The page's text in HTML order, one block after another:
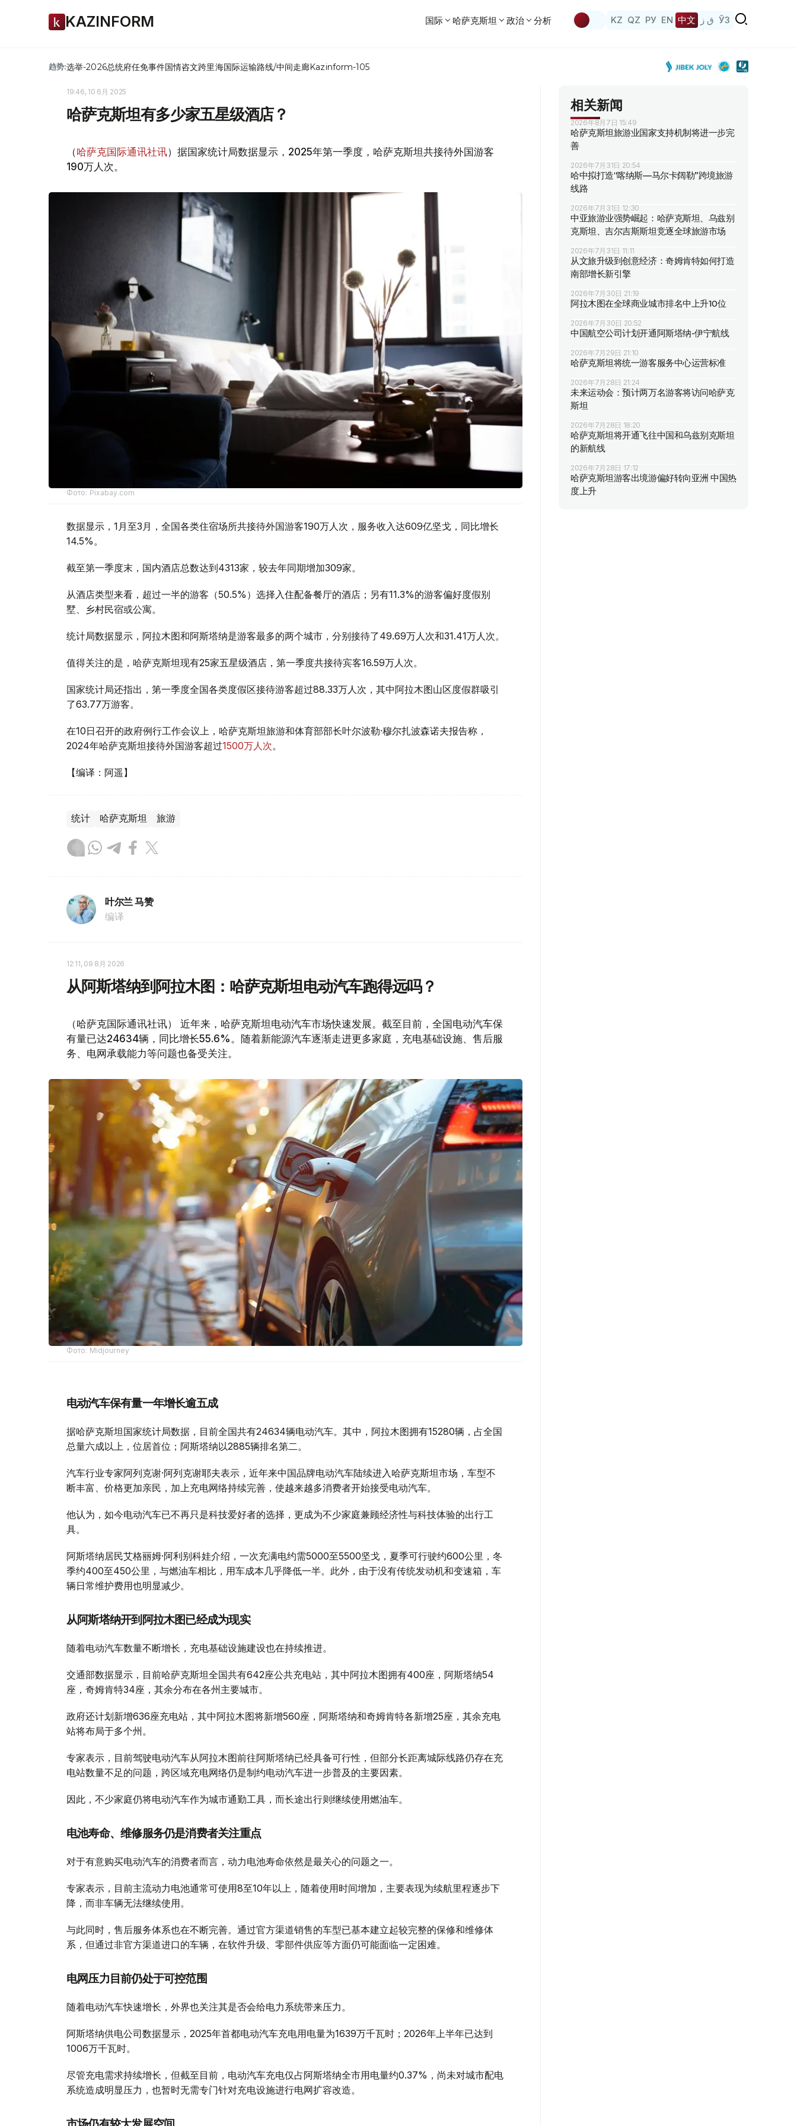
KAZINFORM 国际 哈萨克斯坦 政治 分析 KZ QZ РУ EN 中文 ق ز ЎЗ
趋势:选举-2026总统府任免事件国情咨文跨里海国际运输路线/中间走廊Kazinform-105
19:46, 10 6月 2025
哈萨克斯坦有多少家五星级酒店？
（哈萨克国际通讯社讯）据国家统计局数据显示，2025年第一季度，哈萨克斯坦共接待外国游客
190万人次。
Фото: Pixabay.com
数据显示，1月至3月，全国各类住宿场所共接待外国游客190万人次，服务收入达609亿坚戈，同比增长
14.5%。
截至第一季度末，国内酒店总数达到4313家，较去年同期增加309家。
从酒店类型来看，超过一半的游客（50.5%）选择入住配备餐厅的酒店；另有11.3%的游客偏好度假别
墅、乡村民宿或公寓。
统计局数据显示，阿拉木图和阿斯塔纳是游客最多的两个城市，分别接待了49.69万人次和31.41万人次。
值得关注的是，哈萨克斯坦现有25家五星级酒店，第一季度共接待宾客16.59万人次。
国家统计局还指出，第一季度全国各类度假区接待游客超过88.33万人次，其中阿拉木图山区度假群吸引
了63.77万游客。
在10日召开的政府例行工作会议上，哈萨克斯坦旅游和体育部部长叶尔波勒·穆尔扎波森诺夫报告称，
2024年哈萨克斯坦接待外国游客超过1500万人次。
【编译：阿遥】
统计 哈萨克斯坦 旅游
叶尔兰 马赞
编译
12:11, 09 8月 2026
从阿斯塔纳到阿拉木图：哈萨克斯坦电动汽车跑得远吗？
（哈萨克国际通讯社讯） 近年来，哈萨克斯坦电动汽车市场快速发展。截至目前，全国电动汽车保
有量已达24634辆，同比增长55.6%。随着新能源汽车逐渐走进更多家庭，充电基础设施、售后服
务、电网承载能力等问题也备受关注。
Фото: Midjourney
电动汽车保有量一年增长逾五成
据哈萨克斯坦国家统计局数据，目前全国共有24634辆电动汽车。其中，阿拉木图拥有15280辆，占全国
总量六成以上，位居首位；阿斯塔纳以2885辆排名第二。
汽车行业专家阿列克谢·阿列克谢耶夫表示，近年来中国品牌电动汽车陆续进入哈萨克斯坦市场，车型不
断丰富、价格更加亲民，加上充电网络持续完善，使越来越多消费者开始接受电动汽车。
他认为，如今电动汽车已不再只是科技爱好者的选择，更成为不少家庭兼顾经济性与科技体验的出行工
具。
阿斯塔纳居民艾格丽姆·阿利别科娃介绍，一次充满电约需5000至5500坚戈，夏季可行驶约600公里，冬
季约400至450公里，与燃油车相比，用车成本几乎降低一半。此外，由于没有传统发动机和变速箱，车
辆日常维护费用也明显减少。
从阿斯塔纳开到阿拉木图已经成为现实
随着电动汽车数量不断增长，充电基础设施建设也在持续推进。
交通部数据显示，目前哈萨克斯坦全国共有642座公共充电站，其中阿拉木图拥有400座，阿斯塔纳54
座，奇姆肯特34座，其余分布在各州主要城市。
政府还计划新增636座充电站，其中阿拉木图将新增560座，阿斯塔纳和奇姆肯特各新增25座，其余充电
站将布局于多个州。
专家表示，目前驾驶电动汽车从阿拉木图前往阿斯塔纳已经具备可行性，但部分长距离城际线路仍存在充
电站数量不足的问题，跨区域充电网络仍是制约电动汽车进一步普及的主要因素。
因此，不少家庭仍将电动汽车作为城市通勤工具，而长途出行则继续使用燃油车。
电池寿命、维修服务仍是消费者关注重点
对于有意购买电动汽车的消费者而言，动力电池寿命依然是最关心的问题之一。
专家表示，目前主流动力电池通常可使用8至10年以上，随着使用时间增加，主要表现为续航里程逐步下
降，而非车辆无法继续使用。
与此同时，售后服务体系也在不断完善。通过官方渠道销售的车型已基本建立起较完整的保修和维修体
系，但通过非官方渠道进口的车辆，在软件升级、零部件供应等方面仍可能面临一定困难。
电网压力目前仍处于可控范围
随着电动汽车快速增长，外界也关注其是否会给电力系统带来压力。
阿斯塔纳供电公司数据显示，2025年首都电动汽车充电用电量为1639万千瓦时；2026年上半年已达到
1006万千瓦时。
尽管充电需求持续增长，但截至目前，电动汽车充电仅占阿斯塔纳全市用电量约0.37%，尚未对城市配电
系统造成明显压力，也暂时无需专门针对充电设施进行电网扩容改造。
相关新闻
2026年8月7日 15:49
哈萨克斯坦旅游业国家支持机制将进一步完
善
2026年7月31日 20:54
哈中拟打造“喀纳斯—马尔卡阔勒”跨境旅游
线路
2026年7月31日 12:30
中亚旅游业强势崛起：哈萨克斯坦、乌兹别
克斯坦、吉尔吉斯斯坦竞逐全球旅游市场
2026年7月31日 11:11
从文旅升级到创意经济：奇姆肯特如何打造
南部增长新引擎
2026年7月30日 21:19
阿拉木图在全球商业城市排名中上升10位
2026年7月30日 20:52
中国航空公司计划开通阿斯塔纳-伊宁航线
2026年7月29日 21:10
哈萨克斯坦将统一游客服务中心运营标准
2026年7月28日 21:24
未来运动会：预计两万名游客将访问哈萨克
斯坦
2026年7月28日 18:20
哈萨克斯坦将开通飞往中国和乌兹别克斯坦
的新航线
2026年7月28日 17:12
哈萨克斯坦游客出境游偏好转向亚洲 中国热
度上升